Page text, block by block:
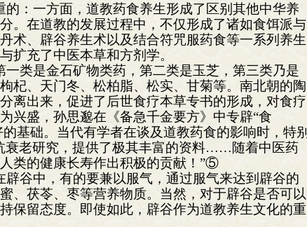
：一方面，道教药食养生形成了区别其他中华养
。在道教的发展过程中，不仅形成了诸如食饵派与
术、辟谷养生术以及结合符咒服药食等一系列养生
扩充了中医本草和方剂学。
类是金石矿物类药，第二类是玉芝，第三类乃是
杞、天门冬、松柏脂、松实、甘菊等。南北朝的陶
离出来，促进了后世食疗本草专书的形成，对食疗
兴盛，孙思邈在《备急千金要方》中专辟“食
基础。当代有学者在谈及道教药食的影响时，特别
衰老研究，提供了极其丰富的资料……随着中医药
类的健康长寿作出积极的贡献！”⑤
谷中，有的要兼以服气，通过服气来达到辟谷的
、茯苓、枣等营养物质。当然，对于辟谷是否可以
保留态度。即使如此，辟谷作为道教养生文化的重